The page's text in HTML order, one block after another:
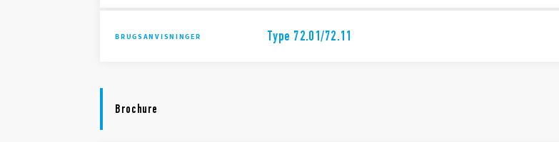
BRUGSANVISNINGER Type 72.01/72.11
Brochure